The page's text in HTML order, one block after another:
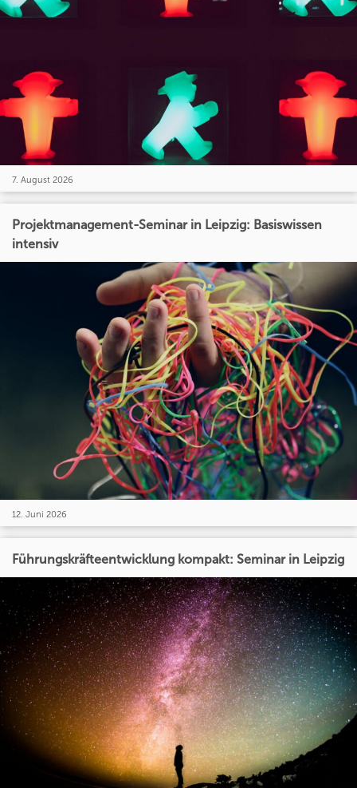
7. August 2026
Projektmanagement-Seminar in Leipzig: Basiswissen
intensiv
12. Juni 2026
Führungskräfteentwicklung kompakt: Seminar in Leipzig